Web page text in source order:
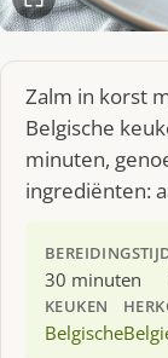
Zalm in korst
Belgische
minuten,
ingrediënten:
30 minuten
KEUKEN
Belgische